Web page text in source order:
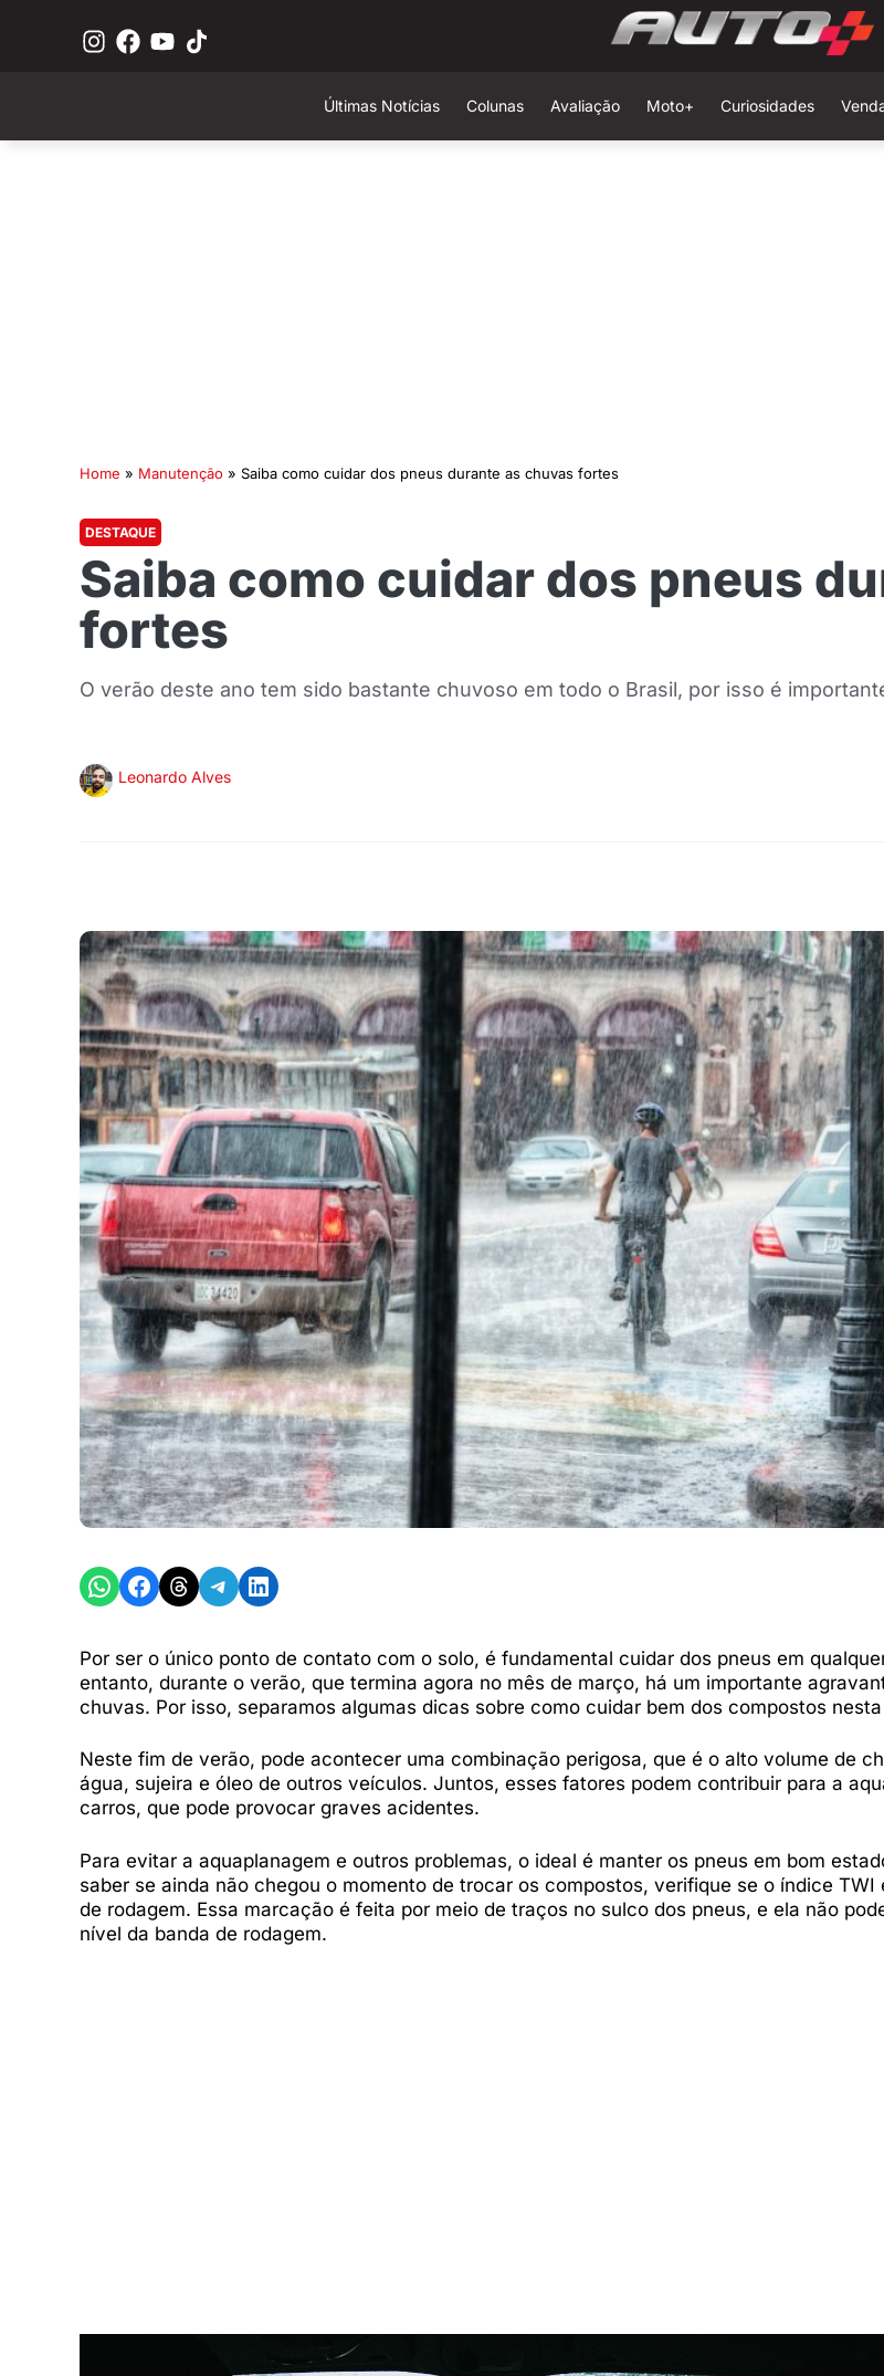
Últimas Notícias Colunas Avaliação Moto+ Curiosidades
Home » Manutenção » Saiba como cuidar dos pneus durante as chuvas fortes
DESTAQUE
Saiba como cuidar dos pneus
fortes
O verão deste ano tem sido bastante chuvoso em todo o Brasil, por isso é
Leonardo Alves
Share on WhatsApp
Share on Facebook
Share on Threads
Share on Telegram
Share on LinkedIn
Por ser o único ponto de contato com o solo, é fundamental cuidar dos pneus em
entanto, durante o verão, que termina agora no mês de março, há um importante
chuvas. Por isso, separamos algumas dicas sobre como cuidar bem dos compostos
Neste fim de verão, pode acontecer uma combinação perigosa, que é o alto volume de
água, sujeira e óleo de outros veículos. Juntos, esses fatores podem contribuir para a
carros, que pode provocar graves acidentes.
Para evitar a aquaplanagem e outros problemas, o ideal é manter os pneus em bom
saber se ainda não chegou o momento de trocar os compostos, verifique se o índice TWI
de rodagem. Essa marcação é feita por meio de traços no sulco dos pneus, e ela não
nível da banda de rodagem.